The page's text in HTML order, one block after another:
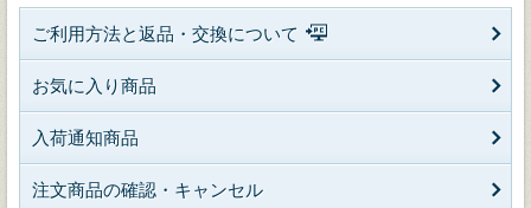
ご利用方法と返品・交換について
お気に入り商品
入荷通知商品
注文商品の確認・キャンセル